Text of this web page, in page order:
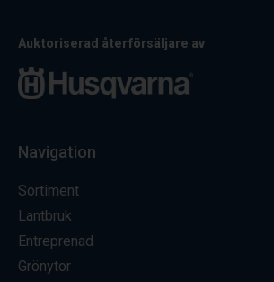
Auktoriserad återförsäljare av
Navigation
Sortiment
Lantbruk
Entreprenad
Grönytor